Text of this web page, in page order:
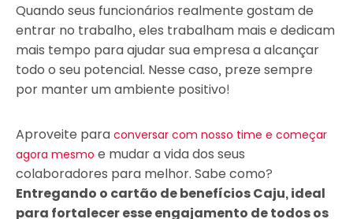
Quando seus funcionários realmente gostam de
entrar no trabalho, eles trabalham mais e dedicam
mais tempo para ajudar sua empresa a alcançar
todo o seu potencial. Nesse caso, preze sempre
por manter um ambiente positivo!
Aproveite para conversar com nosso time e começar
agora mesmo e mudar a vida dos seus
colaboradores para melhor. Sabe como?
Entregando o cartão de benefícios Caju, ideal
para fortalecer esse engajamento de todos os